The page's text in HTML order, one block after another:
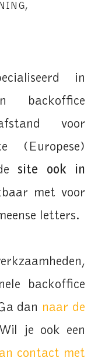
,
in
backoffice
voor
(Europese)
site ook in
met voor
letters.
backoffice
dan naar de
je ook een
contact met